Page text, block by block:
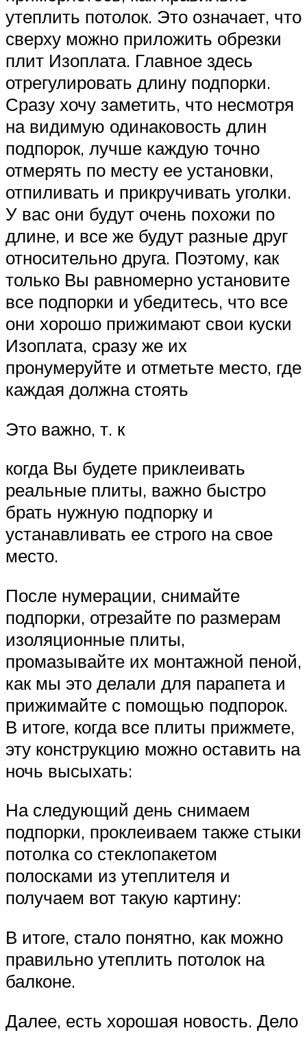
утеплить потолок. Это означает, что
сверху можно приложить обрезки
плит Изоплата. Главное здесь
отрегулировать длину подпорки.
Сразу хочу заметить, что несмотря
на видимую одинаковость длин
подпорок, лучше каждую точно
отмерять по месту ее установки,
отпиливать и прикручивать уголки.
У вас они будут очень похожи по
длине, и все же будут разные друг
относительно друга. Поэтому, как
только Вы равномерно установите
все подпорки и убедитесь, что все
они хорошо прижимают свои куски
Изоплата, сразу же их
пронумеруйте и отметьте место, где
каждая должна стоять
Это важно, т. к
когда Вы будете приклеивать
реальные плиты, важно быстро
брать нужную подпорку и
устанавливать ее строго на свое
место.
После нумерации, снимайте
подпорки, отрезайте по размерам
изоляционные плиты,
промазывайте их монтажной пеной,
как мы это делали для парапета и
прижимайте с помощью подпорок.
В итоге, когда все плиты прижмете,
эту конструкцию можно оставить на
ночь высыхать:
На следующий день снимаем
подпорки, проклеиваем также стыки
потолка со стеклопакетом
полосками из утеплителя и
получаем вот такую картину:
В итоге, стало понятно, как можно
правильно утеплить потолок на
балконе.
Далее, есть хорошая новость. Дело